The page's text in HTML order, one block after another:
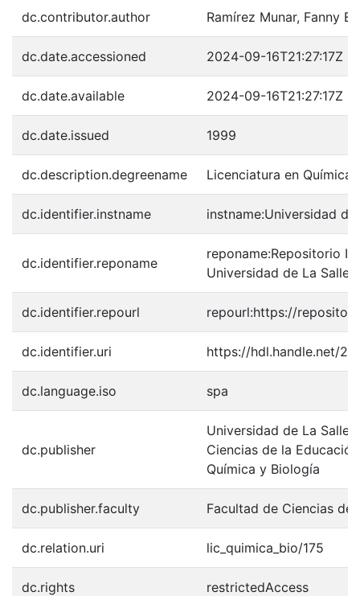
dc.contributor.author Ramírez Munar, Fanny
dc.date.accessioned 2024-09-16T21:27:17Z
dc.date.available 2024-09-16T21:27:17Z
dc.date.issued 1999
dc.description.degreename Licenciatura en Química
dc.identifier.instname instname:Universidad de
dc.identifier.reponame
reponame:Repositorio
Universidad de La Salle
dc.identifier.repourl repourl:https://
dc.identifier.uri https://hdl.handle.net/
dc.language.iso spa
dc.publisher
Universidad de La Salle.
Ciencias de la
Química y Biología
dc.publisher.faculty Facultad de Ciencias de
dc.relation.uri lic_quimica_bio/175
dc.rights restrictedAccess